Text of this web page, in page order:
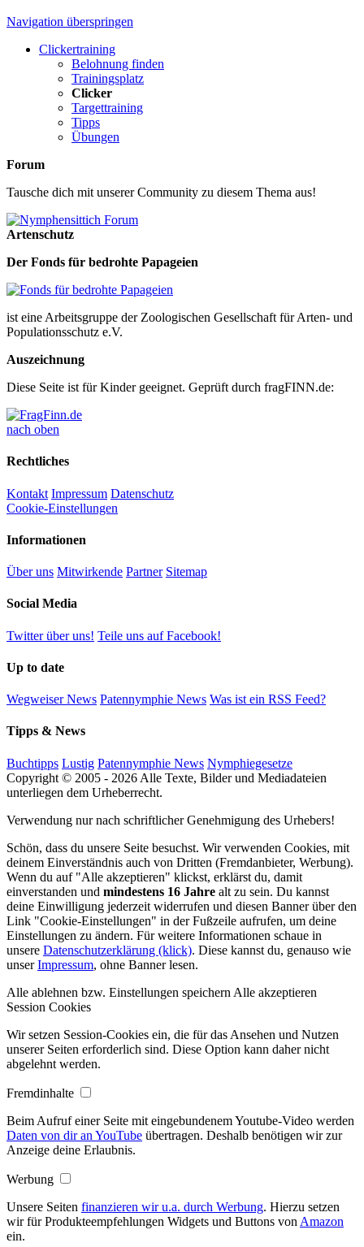
Navigation überspringen
Clickertraining
Belohnung finden
Trainingsplatz
Clicker
Targettraining
Tipps
Übungen
Forum
Tausche dich mit unserer Community zu diesem Thema aus!
Artenschutz
Der Fonds für bedrohte Papageien
ist eine Arbeitsgruppe der Zoologischen Gesellschaft für Arten- und
Populationsschutz e.V.
Auszeichnung
Diese Seite ist für Kinder geeignet. Geprüft durch fragFINN.de:
nach oben
Rechtliches
Kontakt Impressum Datenschutz
Cookie-Einstellungen
Informationen
Über uns Mitwirkende Partner Sitemap
Social Media
Twitter über uns! Teile uns auf Facebook!
Up to date
Wegweiser News Patennymphie News Was ist ein RSS Feed?
Tipps & News
Buchtipps Lustig Patennymphie News Nymphiegesetze
Copyright © 2005 - 2026 Alle Texte, Bilder und Mediadateien
unterliegen dem Urheberrecht.
Verwendung nur nach schriftlicher Genehmigung des Urhebers!
Schön, dass du unsere Seite besuchst. Wir verwenden Cookies, mit
deinem Einverständnis auch von Dritten (Fremdanbieter, Werbung).
Wenn du auf "Alle akzeptieren" klickst, erklärst du, damit
einverstanden und mindestens 16 Jahre alt zu sein. Du kannst
deine Einwilligung jederzeit widerrufen und diesen Banner über den
Link "Cookie-Einstellungen" in der Fußzeile aufrufen, um deine
Einstellungen zu ändern. Für weitere Informationen schaue in
unsere Datenschutzerklärung (klick). Diese kannst du, genauso wie
unserImpressum, ohne Banner lesen.
Alle ablehnen bzw. Einstellungen speichern Alle akzeptieren
Session Cookies
Wir setzen Session-Cookies ein, die für das Ansehen und Nutzen
unserer Seiten erforderlich sind. Diese Option kann daher nicht
abgelehnt werden.
Fremdinhalte
Beim Aufruf einer Seite mit eingebundenem Youtube-Video werden
Daten von dir an YouTube übertragen. Deshalb benötigen wir zur
Anzeige deine Erlaubnis.
Werbung
Unsere Seiten finanzieren wir u.a. durch Werbung. Hierzu setzen
wir für Produkteempfehlungen Widgets und Buttons von Amazon
ein.